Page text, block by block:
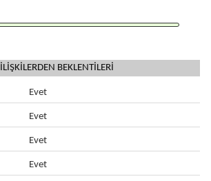
İLİŞKİLERDEN BEKLENTİLERİ
Evet
Evet
Evet
Evet